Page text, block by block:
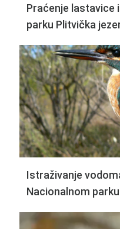
Praćenje lastavice
parku Plitvička
Istraživanje
Nacionalnom